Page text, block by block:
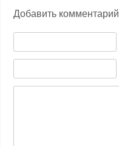
Добавить комментарий